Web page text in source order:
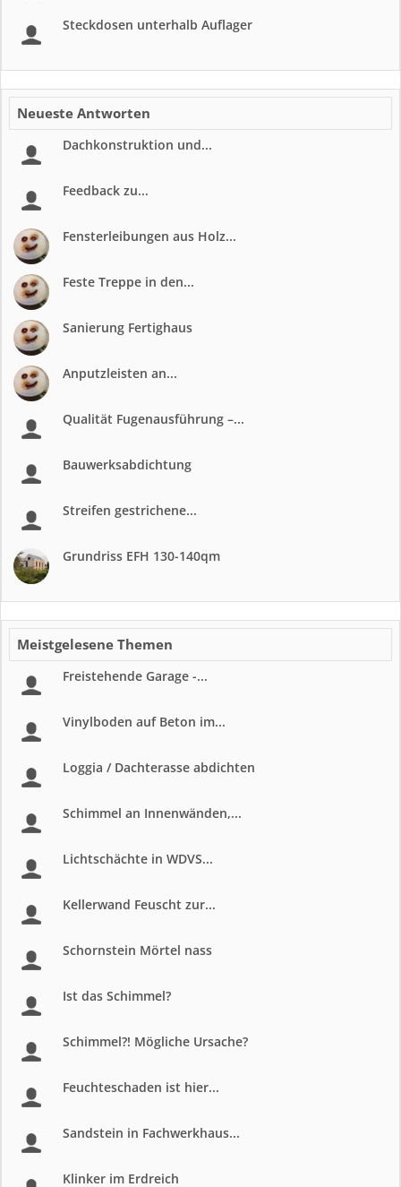
Steckdosen unterhalb Auflager
Neueste Antworten
Dachkonstruktion und...
Feedback zu...
Fensterleibungen aus Holz...
Feste Treppe in den...
Sanierung Fertighaus
Anputzleisten an...
Qualität Fugenausführung –...
Bauwerksabdichtung
Streifen gestrichene...
Grundriss EFH 130-140qm
Meistgelesene Themen
Freistehende Garage -...
Vinylboden auf Beton im...
Loggia / Dachterasse abdichten
Schimmel an Innenwänden,...
Lichtschächte in WDVS...
Kellerwand Feuscht zur...
Schornstein Mörtel nass
Ist das Schimmel?
Schimmel?! Mögliche Ursache?
Feuchteschaden ist hier...
Sandstein in Fachwerkhaus...
Klinker im Erdreich